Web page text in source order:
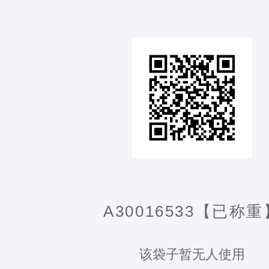
A30016533【已称重
该袋子暂无人使用